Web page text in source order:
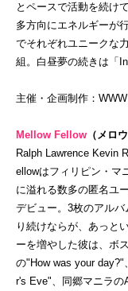
とペースで活動を続け
多方向にエネルギーが
でそれぞれユニークな
組。白昼夢の続きは「
主催・企画制作：
Mellow Fellow （メロ
Ralph Lawrence Kevin
ellowはフィリピン・マ
に溢れる数多の匿名ユ
デビュー。3枚のアル
り続けならが、あっと
ーを増やした彼は、ボ
の"How was your day?"
r's Eve"、同郷マニラの